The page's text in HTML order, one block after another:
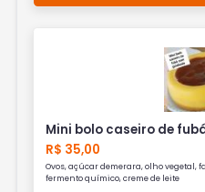
Mini bolo caseiro de
R$ 35,00
Ovos, açúcar demerara, olho
fermento químico, creme de leite